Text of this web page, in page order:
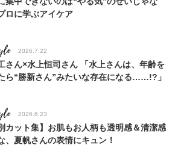
ロに学ぶアイケア
2026.7.22
さん×水上恒司さん 「水上さんは、年齢を
ら“勝新さん”みたいな存在になる……!?」
2026.6.23
カット集】お肌もお人柄も透明感＆清潔感
、夏帆さんの表情にキュン！